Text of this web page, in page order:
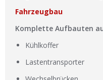
Fahrzeugbau
Komplette Aufbauten
Kühlkoffer
Lastentransporter